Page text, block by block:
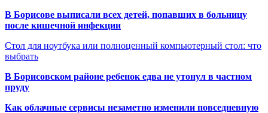
В Борисове выписали всех детей, попавших в больницу
после кишечной инфекции
Стол для ноутбука или полноценный компьютерный стол: что
выбрать
В Борисовском районе ребенок едва не утонул в частном
пруду
Как облачные сервисы незаметно изменили повседневную